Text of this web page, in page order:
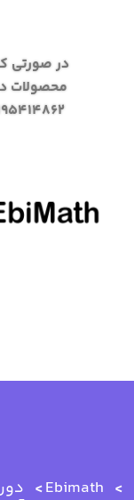
در صورتی
محصولات
09195414862 از طریق پیام در
Ebimath